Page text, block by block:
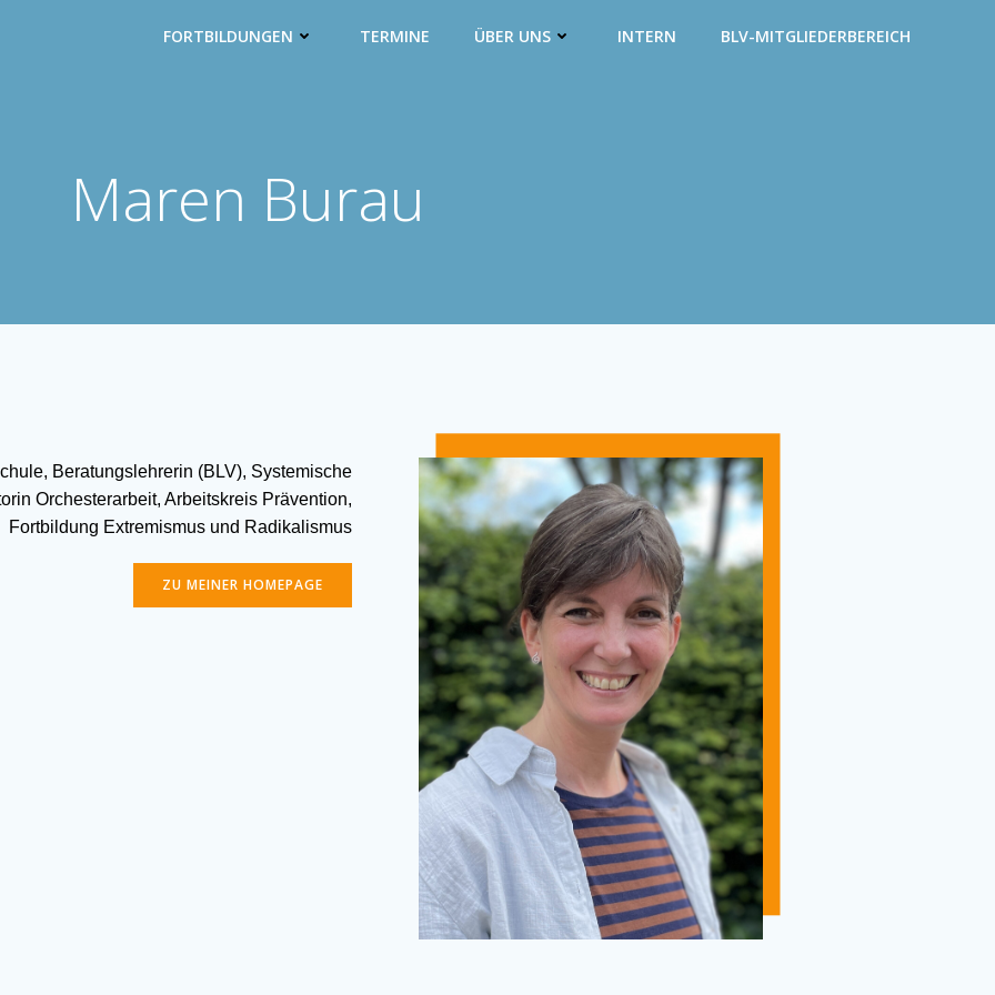
FORTBILDUNGEN TERMINE ÜBER UNS INTERN BLV-MITGLIEDERBEREICH
Maren Burau
Beratungslehrerin (BLV), Systemische
Orchesterarbeit, Arbeitskreis Prävention,
Fortbildung Extremismus und Radikalismus
ZU MEINER HOMEPAGE